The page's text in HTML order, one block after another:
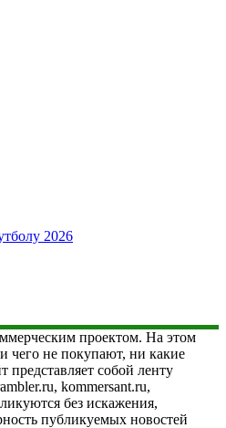
2026
проектом. На этом
чего не покупают, ни какие
представляет собой ленту
kommersant.ru,
без искажения,
публикуемых новостей